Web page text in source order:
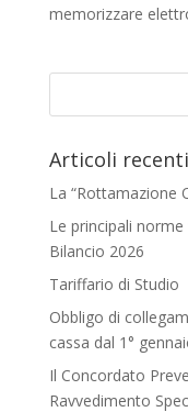
memorizzare
Articoli recenti
La “Rottamazione
Le principali
Bilancio 2026
Tariffario di Studio
Obbligo di
cassa dal 1°
Il Concordato
Ravvedimento